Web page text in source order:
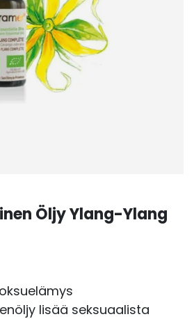
Öljy Ylang-Ylang
lisää seksuaalista